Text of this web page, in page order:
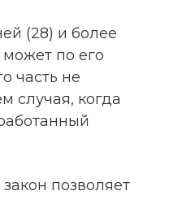
(28) и более
по его
часть не
случая, когда
позволяет